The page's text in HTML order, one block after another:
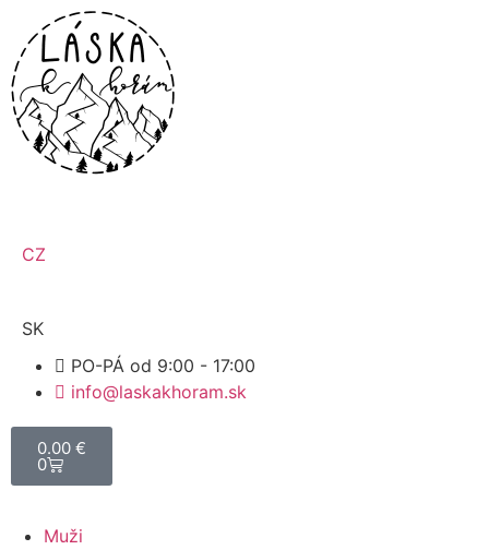
CZ
SK
PO-PÁ od 9:00 - 17:00
info@laskakhoram.sk
0.00 €
0
Muži